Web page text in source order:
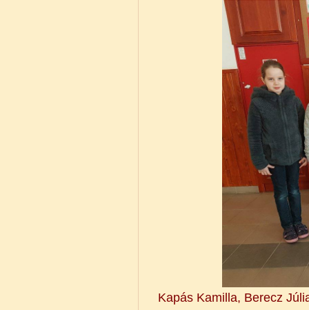
Kapás Kamilla, Berecz